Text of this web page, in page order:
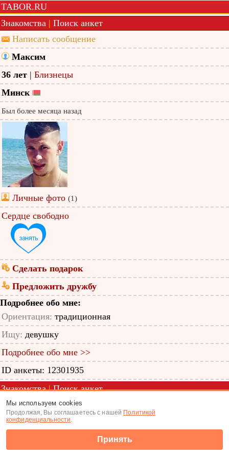
TABOR.RU
Знакомства | Поиск анкет
Написать сообщение
Максим
36 лет | Близнецы
Минск
Был более месяца назад
Личные фото (1)
Сердце свободно
Сделать подарок
Предложить дружбу
Подробнее обо мне:
Ориентация: традиционная
Ищу: девушку
Подробнее обо мне >>
ID анкеты: 12301935
Знакомства|Поиск анкет
(c) Tabor.ru 2026
Мы используем cookies
Продолжая, Вы соглашаетесь с нашей Политикой
конфиденциальности.
Принять